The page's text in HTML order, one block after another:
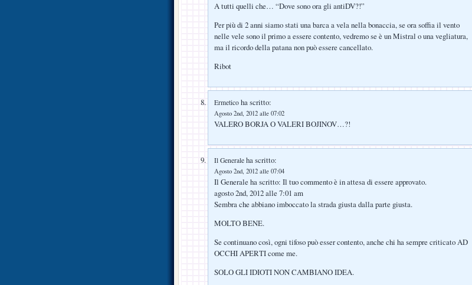
A tutti quelli che… “Dove sono ora gli antiDV?!”
Per più di 2 anni siamo stati una barca a vela nella bonaccia, se ora soffia il vento
nelle vele sono il primo a essere contento, vedremo se è un Mistral o una vegliatura,
ma il ricordo della patana non può essere cancellato.
Ribot
Ermetico ha scritto:
Agosto 2nd, 2012 alle 07:02
VALERO BORJA O VALERI BOJINOV…?!
Il Generale ha scritto:
Agosto 2nd, 2012 alle 07:04
Il Generale ha scritto: Il tuo commento è in attesa di essere approvato.
agosto 2nd, 2012 alle 7:01 am
Sembra che abbiano imboccato la strada giusta dalla parte giusta.
MOLTO BENE.
Se continuano così, ogni tifoso può esser contento, anche chi ha sempre criticato AD
OCCHI APERTI come me.
SOLO GLI IDIOTI NON CAMBIANO IDEA.